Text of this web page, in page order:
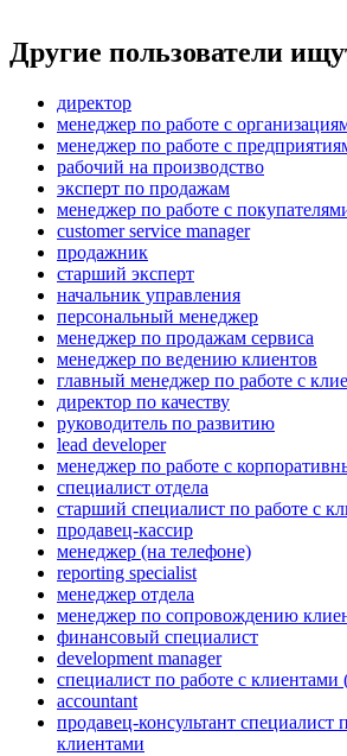
Другие пользователи
директор
менеджер по работе с
менеджер по работе с
рабочий на производство
эксперт по продажам
менеджер по работе с
customer service manager
продажник
старший эксперт
начальник управления
персональный менеджер
менеджер по продажам сервиса
менеджер по ведению клиентов
главный менеджер по работе с
директор по качеству
руководитель по развитию
lead developer
менеджер по работе с
специалист отдела
старший специалист по работе с
продавец-кассир
менеджер (на телефоне)
reporting specialist
менеджер отдела
менеджер по сопровождению
финансовый специалист
development manager
специалист по работе с клиентами
accountant
продавец-консультант специалист
клиентами